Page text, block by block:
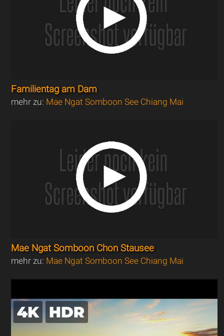
Familientag am Dam
mehr zu: Mae Ngat Somboon See Chiang Mai
Mae Ngat Somboon Chon Stausee
mehr zu: Mae Ngat Somboon See Chiang Mai